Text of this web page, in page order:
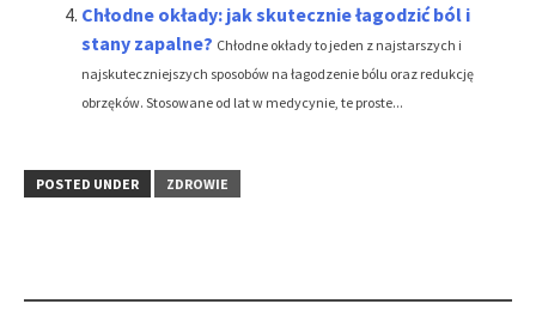
Chłodne okłady: jak skutecznie łagodzić ból i
stany zapalne? Chłodne okłady to jeden z najstarszych i
najskuteczniejszych sposobów na łagodzenie bólu oraz redukcję
obrzęków. Stosowane od lat w medycynie, te proste...
POSTED UNDER ZDROWIE